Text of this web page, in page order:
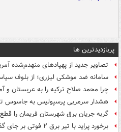
پربازدیدترین ها
تصاویر جدید از پهپادهای منهدم‌شده
سامانه ضد موشکی لیزری؛ از بلوف
چرا محمد صلاح ترکیه را به عربستان و
هشدار سرمربی پرسپولیس به جاسوس
گربه جریان برق شهرستان فریمان را
برخورد پراید با تیر برق ۲ فوتی بر جای گذاشت